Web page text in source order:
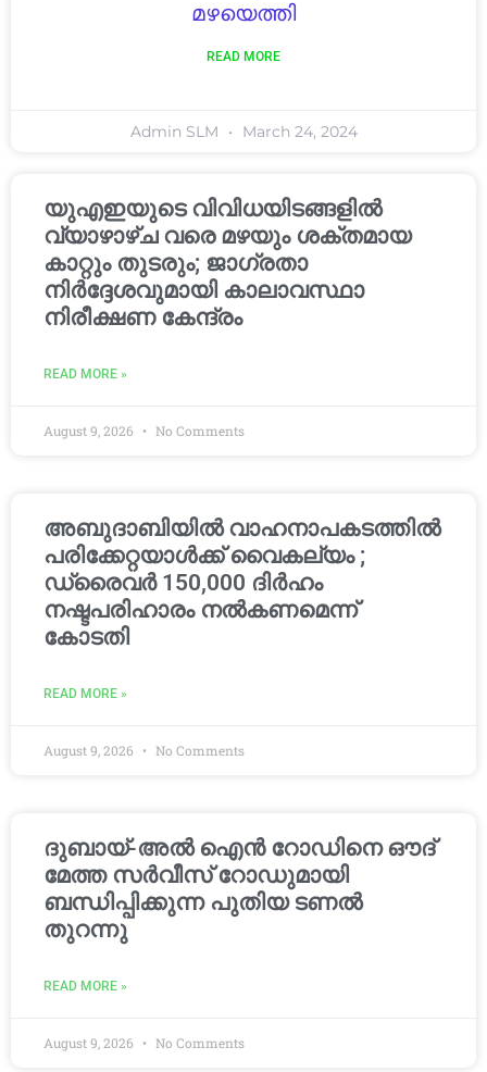
മഴയെത്തി
READ MORE
Admin SLM March 24, 2024
യുഎഇയുടെ വിവിധയിടങ്ങളിൽ
വ്യാഴാഴ്ച വരെ മഴയും ശക്തമായ
കാറ്റും തുടരും; ജാഗ്രതാ
നിർദ്ദേശവുമായി കാലാവസ്ഥാ
നിരീക്ഷണ കേന്ദ്രം
READ MORE »
August 9, 2026 No Comments
അബുദാബിയിൽ വാഹനാപകടത്തിൽ
പരിക്കേറ്റയാൾക്ക് വൈകല്യം ;
ഡ്രൈവർ 150,000 ദിർഹം
നഷ്ടപരിഹാരം നൽകണമെന്ന്
കോടതി
READ MORE »
August 9, 2026 No Comments
ദുബായ്-അൽ ഐൻ റോഡിനെ ഔദ്
മേത്ത സർവീസ് റോഡുമായി
ബന്ധിപ്പിക്കുന്ന പുതിയ ടണൽ
തുറന്നു
READ MORE »
August 9, 2026 No Comments